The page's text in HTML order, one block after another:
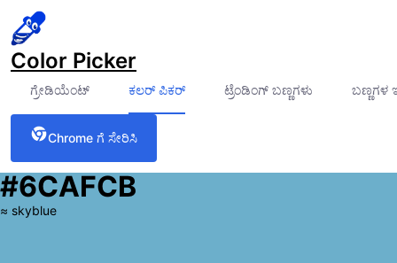
Color Picker
ಗ್ರೇಡಿಯೆಂಟ್ ಕಲರ್ ಪಿಕರ್ ಟ್ರೆಂಡಿಂಗ್ ಬಣ್ಣಗಳು ಬಣ್ಣಗಳ
Chrome ಗೆ ಸೇರಿಸಿ
#6CAFCB
≈ skyblue